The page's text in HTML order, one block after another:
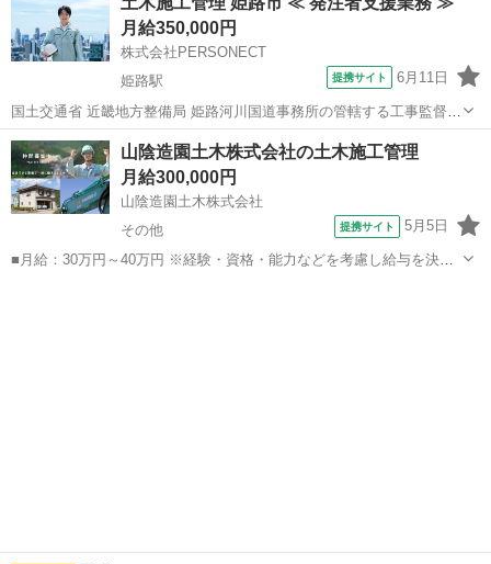
月給350,000円
株式会社PERSONECT
姫路駅
提携サイト 6月11日
国土交通省 近畿地方整備局 姫路河川国道事務所の管轄する工事監督支
援業務 ○発注者支援業務(工事監督支援業務) ・国や地方自治体など(以
下「発注者」)が発注する土木工事において、工事の監督補助を行うも
ので、発注者を支援し...
兵庫 姫路市 姫路駅 生産管理
山陰造園土木株式会社の土木施工管理
月給300,000円
山陰造園土木株式会社
その他
提携サイト 5月5日
■月給：30万円～40万円 ※経験・資格・能力などを考慮し給与を決定